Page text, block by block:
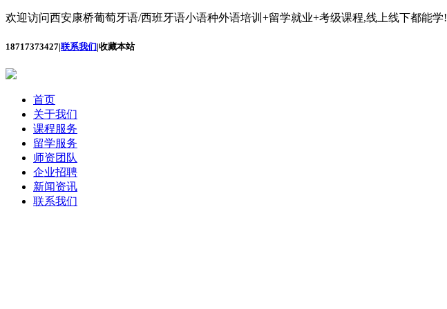
欢迎访问西安康桥葡萄牙语/西班牙语小语种外语培训+留学就业+考级课程,线上线下都能学!
18717373427|联系我们|收藏本站
首页
关于我们
课程服务
留学服务
师资团队
企业招聘
新闻资讯
联系我们